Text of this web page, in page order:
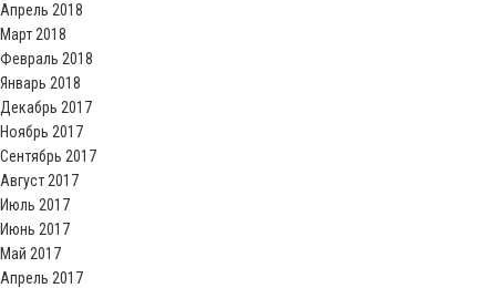
Апрель 2018
Март 2018
Февраль 2018
Январь 2018
Декабрь 2017
Ноябрь 2017
Сентябрь 2017
Август 2017
Июль 2017
Июнь 2017
Май 2017
Апрель 2017